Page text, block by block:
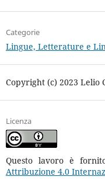
Categorie
Lingue, Letterature e
Copyright (c) 2023 Lelio
Licenza
Questo lavoro è
Attribuzione 4.0